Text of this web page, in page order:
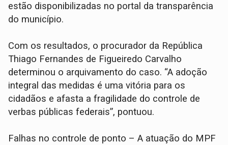
estão disponibilizadas no portal da transparência
do município.
Com os resultados, o procurador da República
Thiago Fernandes de Figueiredo Carvalho
determinou o arquivamento do caso. “A adoção
integral das medidas é uma vitória para os
cidadãos e afasta a fragilidade do controle de
verbas públicas federais”, pontuou.
Falhas no controle de ponto – A atuação do MPF